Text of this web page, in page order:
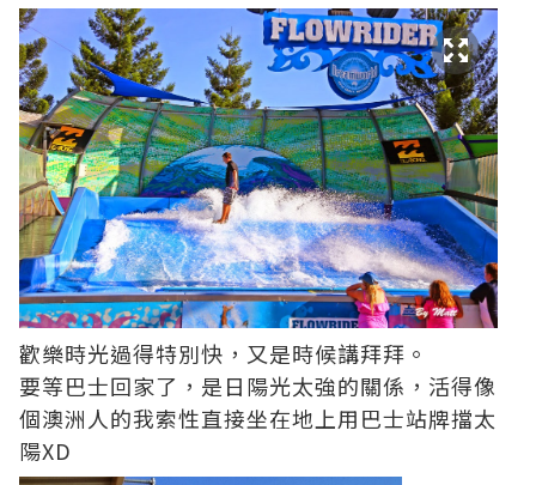
歡樂時光過得特別快，又是時候講拜拜。
要等巴士回家了，是日陽光太強的關係，活得像
個澳洲人的我索性直接坐在地上用巴士站牌擋太
陽XD